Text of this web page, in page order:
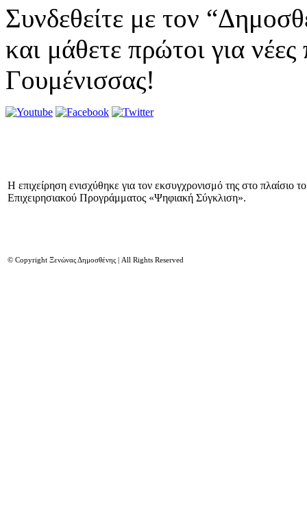
Συνδεθείτε με τον
και μάθετε πρώτοι για
Γουμένισσας!
Η επιχείρηση ενισχύθηκε για τον εκσυγχρονισμό της στο πλαίσιο
Επιχειρησιακού Προγράμματος «Ψηφιακή Σύγκλιση».
© Copyright Ξενώνας Δημοσθένης | All Rights Reserved